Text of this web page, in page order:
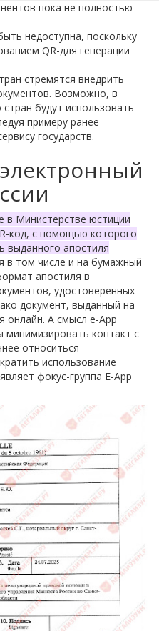
пока не полностью
недоступна, поскольку
QR-для генерации
стремятся внедрить
Возможно, в
будут использовать
примеру ранее
государств.
в Министерстве юстиции
код, с помощью которого
выданного апостиля
в том числе и на бумажный
апостиля в
удостоверенных
документ, выданный на
онлайн. А смысл e-App
контакт с
относиться
использование
фокус-группа E-App